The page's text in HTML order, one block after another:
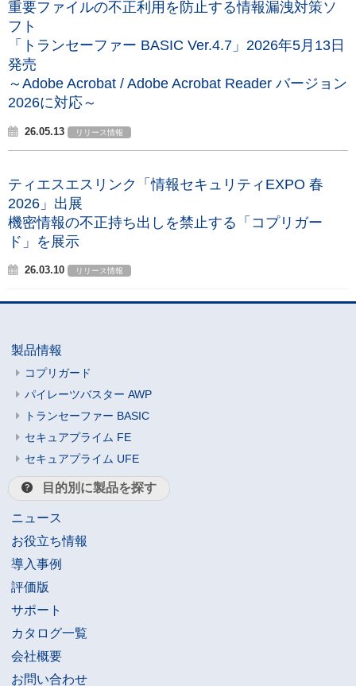
重要ファイルの不正利用を防止する情報漏洩対策ソ
フト
「トランセーファー BASIC Ver.4.7」2026年5月13日
発売
～Adobe Acrobat / Adobe Acrobat Reader バージョン
2026に対応～
26.05.13 リリース情報
ティエスエスリンク「情報セキュリティEXPO 春
2026」出展
機密情報の不正持ち出しを禁止する「コプリガー
ド」を展示
26.03.10 リリース情報
製品情報
コプリガード
パイレーツバスター AWP
トランセーファー BASIC
セキュアプライム FE
セキュアプライム UFE
目的別に製品を探す
ニュース
お役立ち情報
導入事例
評価版
サポート
カタログ一覧
会社概要
お問い合わせ